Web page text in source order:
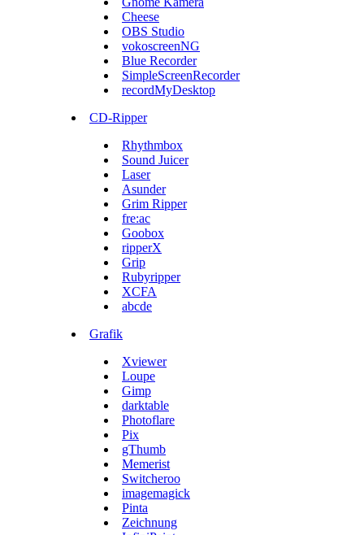
Cheese
OBS Studio
vokoscreenNG
Blue Recorder
SimpleScreenRecorder
recordMyDesktop
CD-Ripper
Rhythmbox
Sound Juicer
Laser
Asunder
Grim Ripper
fre:ac
Goobox
ripperX
Grip
Rubyripper
XCFA
abcde
Grafik
Xviewer
Loupe
Gimp
darktable
Photoflare
Pix
gThumb
Memerist
Switcheroo
imagemagick
Pinta
Zeichnung